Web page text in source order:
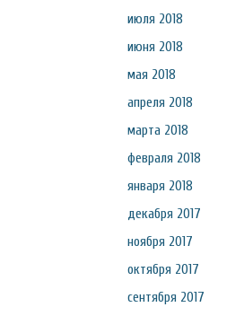
июля 2018
июня 2018
мая 2018
апреля 2018
марта 2018
февраля 2018
января 2018
декабря 2017
ноября 2017
октября 2017
сентября 2017